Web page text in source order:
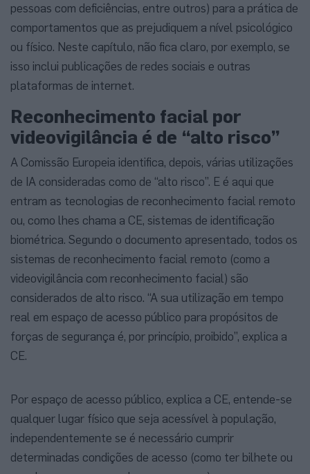
pessoas com deficiências, entre outros) para a prática de
comportamentos que as prejudiquem a nível psicológico
ou físico. Neste capítulo, não fica claro, por exemplo, se
isso inclui publicações de redes sociais e outras
plataformas de internet.
Reconhecimento facial por
videovigilância é de “alto risco”
A Comissão Europeia identifica, depois, várias utilizações
de IA consideradas como de “alto risco”. E é aqui que
entram as tecnologias de reconhecimento facial remoto
ou, como lhes chama a CE, sistemas de identificação
biométrica. Segundo o documento apresentado, todos os
sistemas de reconhecimento facial remoto (como a
videovigilância com reconhecimento facial) são
considerados de alto risco. “A sua utilização em tempo
real em espaço de acesso público para propósitos de
forças de segurança é, por princípio, proibido”, explica a
CE.
Por espaço de acesso público, explica a CE, entende-se
qualquer lugar físico que seja acessível à população,
independentemente se é necessário cumprir
determinadas condições de acesso (como ter bilhete ou